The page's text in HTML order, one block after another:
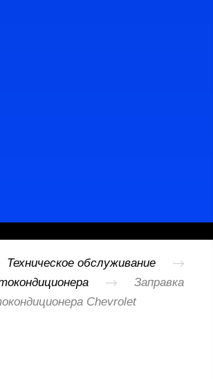
Техническое обслуживание
Заправка
Chevrolet